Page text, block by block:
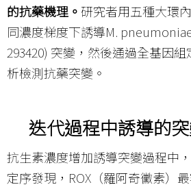
的抗藥機理 。 研究者用五種大環
同濃度梯度下誘導M.
293420) 突變，然後通過全基因
析檢測抗藥突變。
迭代過程中誘導的
抗生素濃度增加誘導突變過程中
定序發現，ROX（羅阿奇黴素）